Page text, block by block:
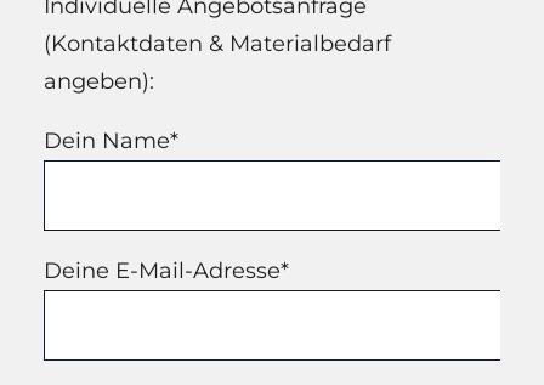
Individuelle Angebotsanfrage
(Kontaktdaten & Materialbedarf
angeben):
Dein Name*
Deine E-Mail-Adresse*